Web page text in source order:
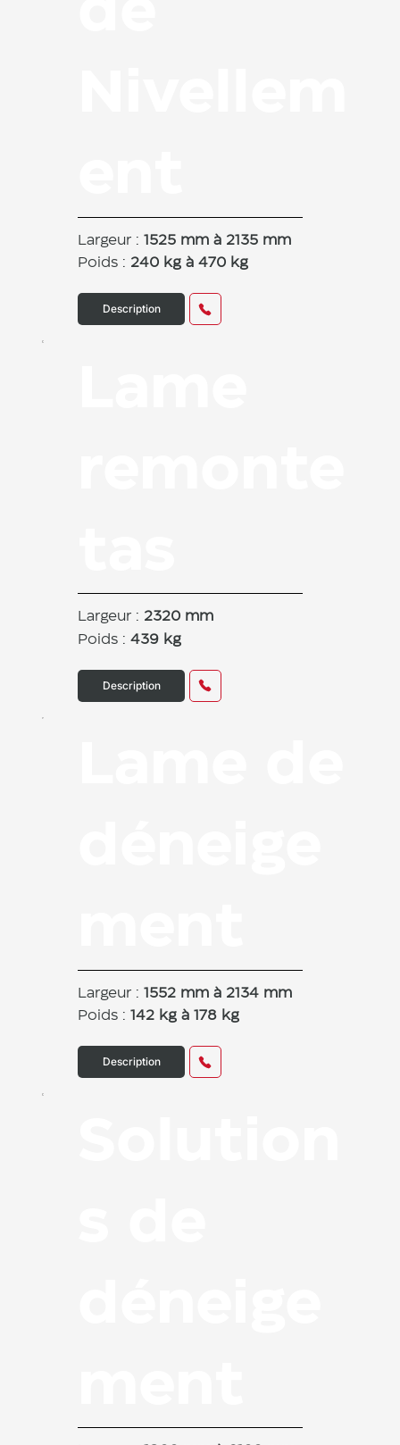
Largeur : 1525 mm à 2135 mm
Poids : 240 kg à 470 kg
Description
Largeur : 2320 mm
Poids : 439 kg
Description
Largeur : 1552 mm à 2134 mm
Poids : 142 kg à 178 kg
Description